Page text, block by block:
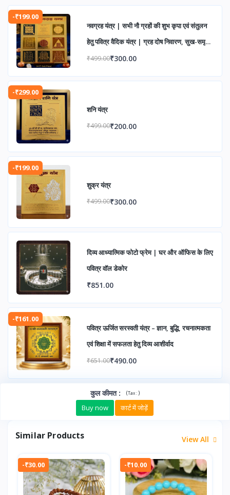
-₹199.00
नवग्रह यंत्र | सभी नौ ग्रहों की शुभ कृपा एवं संतुलन
हेतु पवित्र वैदिक यंत्र | ग्रह दोष निवारण, सुख-समृद्धि
एवं आध्यात्मिक उन्नति के लिए
₹499.00₹300.00
-₹299.00
शनि यंत्र
₹499.00₹200.00
-₹199.00
शुक्र यंत्र
₹499.00₹300.00
दिव्य आध्यात्मिक फोटो फ्रेम | घर और ऑफिस के लिए
पवित्र वॉल डेकोर
₹851.00
-₹161.00
पवित्र ऊर्जित सरस्वती यंत्र – ज्ञान, बुद्धि, रचनात्मकता
एवं शिक्षा में सफलता हेतु दिव्य आशीर्वाद
₹651.00₹490.00
कुल कीमत: (Tax :)
Buy now कार्ट में जोड़ें
Similar Products View All
-₹30.00 -₹10.00